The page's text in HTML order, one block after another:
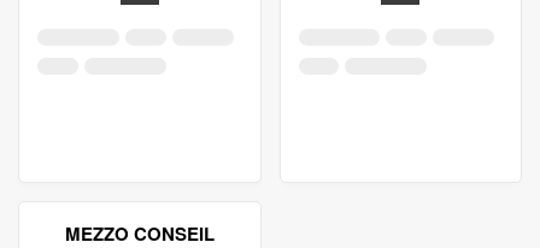
MEZZO CONSEIL